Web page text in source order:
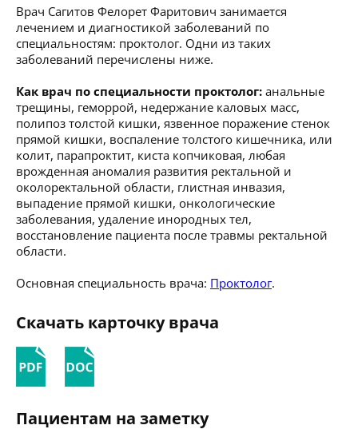
Врач Сагитов Фелорет Фаритович занимается
лечением и диагностикой заболеваний по
специальностям: проктолог. Одни из таких
заболеваний перечислены ниже.
Как врач по специальности проктолог: анальные
трещины, геморрой, недержание каловых масс,
полипоз толстой кишки, язвенное поражение стенок
прямой кишки, воспаление толстого кишечника, или
колит, парапроктит, киста копчиковая, любая
врожденная аномалия развития ректальной и
околоректальной области, глистная инвазия,
выпадение прямой кишки, онкологические
заболевания, удаление инородных тел,
восстановление пациента после травмы ректальной
области.
Основная специальность врача: Проктолог.
Скачать карточку врача
Пациентам на заметку